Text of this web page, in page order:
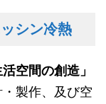
シン冷熱
活空間の創造」
製作、及び空